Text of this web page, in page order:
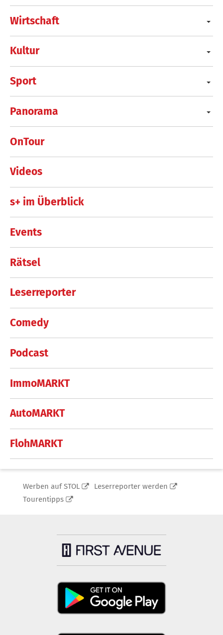
Wirtschaft
Kultur
Sport
Panorama
OnTour
Videos
s+ im Überblick
Events
Rätsel
Leserreporter
Comedy
Podcast
ImmoMARKT
AutoMARKT
FlohMARKT
Werben auf STOL
Leserreporter werden
Tourentipps